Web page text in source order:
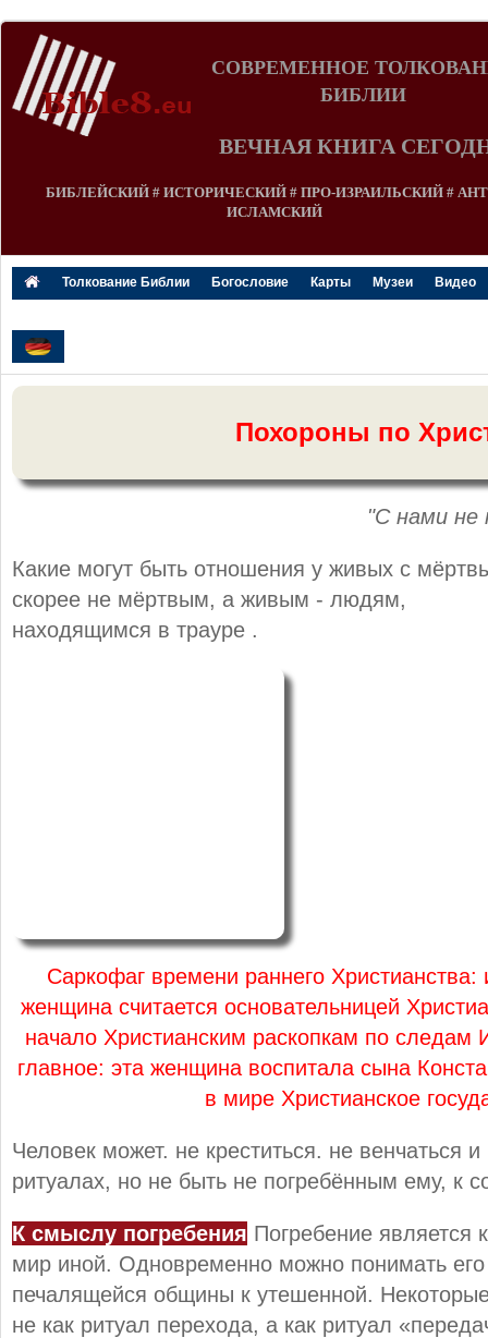
СОВРЕМЕННОЕ
БИБЛИИ
ВЕЧНАЯ КНИГА
БИБЛЕЙСКИЙ # ИСТОРИЧЕСКИЙ # ПРО-ИЗРАИЛЬСКИЙ #
ИСЛАМСКИЙ
Толкование Библии Богословие Карты Музеи Видео
Похороны по
"С нами
Какие могут быть отношения у живых с
скорее не мёртвым, а живым - людям,
находящимся в трауре .
Саркофаг времени раннего
женщина считается основательницей
начало Христианским раскопкам по
главное: эта женщина воспитала сына
в мире Христианское
Человек может. не креститься. не венчаться и
ритуалах, но не быть не погребённым ему, к
К смыслу погребения Погребение является
мир иной. Одновременно можно понимать его
печалящейся общины к утешенной.
не как ритуал перехода, а как ритуал